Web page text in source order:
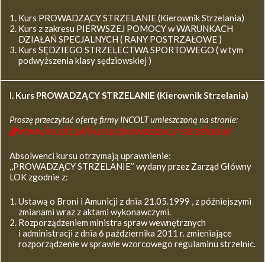
Kurs PROWADZĄCY STRZELANIE (Kierownik Strzelania)
Kurs z zakresu PIERWSZEJ POMOCY w WARUNKACH
DZIAŁAŃ SPECJALNYCH ( RANY POSTRZAŁOWE )
Kurs SĘDZIEGO STRZELECTWA SPORTOWEGO ( w tym
podwyższenia klasy sędziowskiej )
I. Kurs PROWADZĄCY STRZELANIE (Kierownik Strzelania)
Proszę przeczytać ofertę firmy INCOLT umieszczoną na stronie:
www.incolt.pl/kursy/prowadzacy-strzelanie/
Absolwenci kursu otrzymają uprawnienie:
,,PROWADZĄCY STRZELANIE’’ wydany przez Zarząd Główny
LOK zgodnie z:
Ustawą o Broni i Amunicji z dnia 21.05.1999 , z późniejszymi
zmianami wraz z aktami wykonawczymi.
Rozporządzeniem ministra spraw wewnętrznych
i administracji z dnia 6 października 2011 r. zmieniające
rozporządzenie w sprawie wzorcowego regulaminu strzelnic.